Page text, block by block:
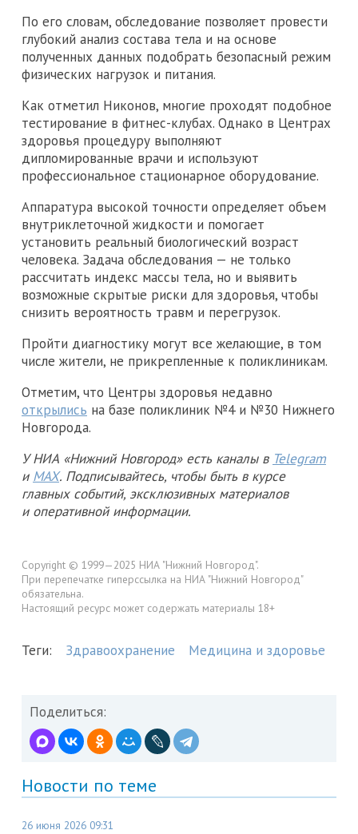
По его словам, обследование позволяет провести
глубокий анализ состава тела и на основе
полученных данных подобрать безопасный режим
физических нагрузок и питания.
Как отметил Никонов, многие проходят подобное
тестирование в фитнес-клубах. Однако в Центрах
здоровья процедуру выполняют
дипломированные врачи и используют
профессиональное стационарное оборудование.
Аппаратура высокой точности определяет объем
внутриклеточной жидкости и помогает
установить реальный биологический возраст
человека. Задача обследования — не только
рассчитать индекс массы тела, но и выявить
возможные скрытые риски для здоровья, чтобы
снизить вероятность травм и перегрузок.
Пройти диагностику могут все желающие, в том
числе жители, не прикрепленные к поликлиникам.
Отметим, что Центры здоровья недавно
открылись на базе поликлиник №4 и №30 Нижнего
Новгорода.
У НИА «Нижний Новгород» есть каналы в Telegram
и MAX. Подписывайтесь, чтобы быть в курсе
главных событий, эксклюзивных материалов
и оперативной информации.
Copyright © 1999—2025 НИА "Нижний Новгород".
При перепечатке гиперссылка на НИА "Нижний Новгород"
обязательна.
Настоящий ресурс может содержать материалы 18+
Теги: Здравоохранение Медицина и здоровье
Поделиться:
Новости по теме
26 июня 2026 09:31